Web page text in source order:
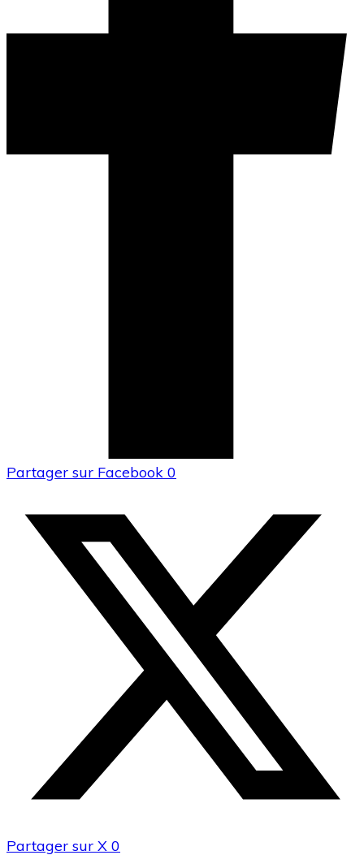
Partager sur X 0
Le Nouveau Guide de laVieDesChats
Plus de 200 pages de conseils pour vous et votre